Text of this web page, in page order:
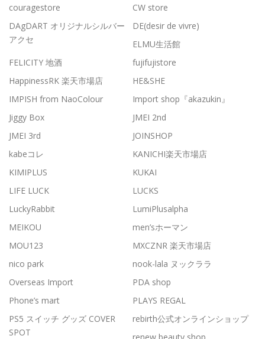
couragestore
CW store
DAgDART オリジナルシルバー
アクセ
DE(desir de vivre)
ELMU生活館
FELICITY 地酒
fujifujistore
HappinessRK 楽天市場店
HE&SHE
IMPISH from NaoColour
Import shop『akazukin』
Jiggy Box
JMEI 2nd
JMEI 3rd
JOINSHOP
kabeコレ
KANICHI楽天市場店
KIMIPLUS
KUKAI
LIFE LUCK
LUCKS
LuckyRabbit
LumiPlusalpha
MEIKOU
men’sホーマン
MOU123
MXCZNR 楽天市場店
nico park
nook-lala ヌックララ
Overseas Import
PDA shop
Phone’s mart
PLAYS REGAL
PS5 スイッチ グッズ COVER
SPOT
rebirth公式オンラインショップ